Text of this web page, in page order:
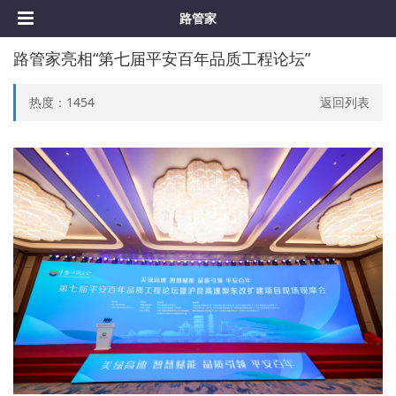
路管家
路管家亮相“第七届平安百年品质工程论坛”
热度： 1454 返回列表